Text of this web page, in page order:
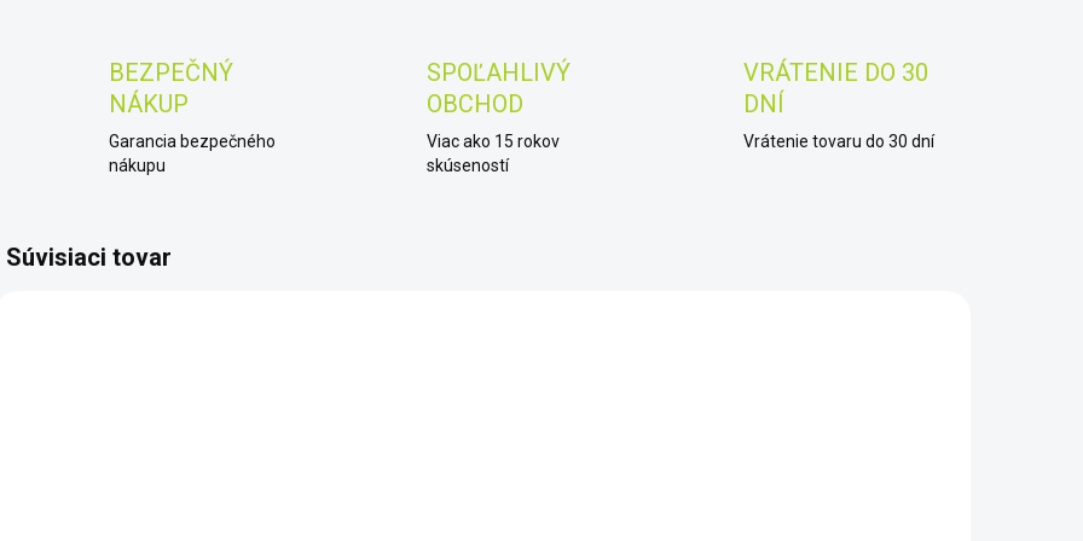
BEZPEČNÝ
NÁKUP
Garancia bezpečného
nákupu
SPOĽAHLIVÝ
OBCHOD
Viac ako 15 rokov
skúseností
VRÁTENIE DO 30
DNÍ
Vrátenie tovaru do 30 dní
Súvisiaci tovar